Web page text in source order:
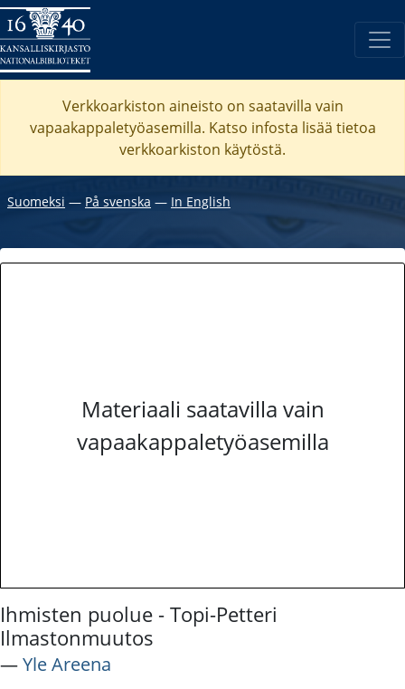
Verkkoarkiston aineisto on saatavilla vain
vapaakappaletyöasemilla. Katso infosta lisää tietoa
verkkoarkiston käytöstä.
Suomeksi ― På svenska ― In English
Materiaali saatavilla vain
vapaakappaletyöasemilla
Ihmisten puolue - Topi-Petteri
Ilmastonmuutos
―Yle Areena